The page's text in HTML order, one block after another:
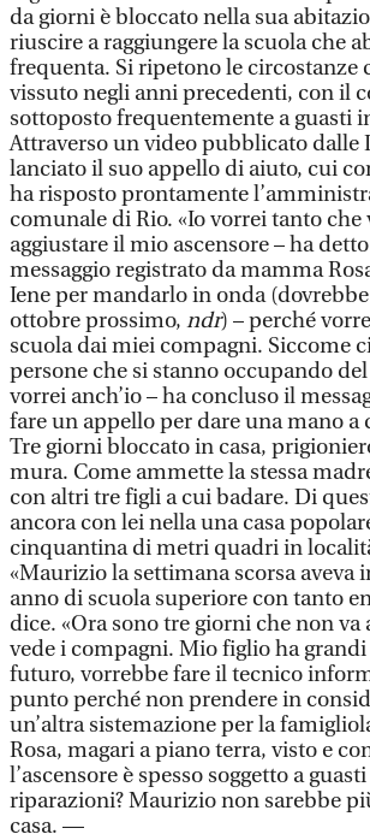
da giorni è bloccato nella sua
riuscire a raggiungere la scuola che
frequenta. Si ripetono le circostanze
vissuto negli anni precedenti, con il
sottoposto frequentemente a guasti
Attraverso un video pubblicato dalle
lanciato il suo appello di aiuto, cui
ha risposto prontamente
comunale di Rio. «Io vorrei tanto che
aggiustare il mio ascensore – ha
messaggio registrato da mamma
Iene per mandarlo in onda
ottobre prossimo, ndr) – perché
scuola dai miei compagni. Siccome
persone che si stanno occupando
vorrei anch’io – ha concluso il
fare un appello per dare una mano a
Tre giorni bloccato in casa,
mura. Come ammette la stessa
con altri tre figli a cui badare. Di
ancora con lei nella una casa
cinquantina di metri quadri in
«Maurizio la settimana scorsa
anno di scuola superiore con tanto
dice. «Ora sono tre giorni che non va
vede i compagni. Mio figlio ha
futuro, vorrebbe fare il tecnico
punto perché non prendere in
un’altra sistemazione per la
Rosa, magari a piano terra, visto e
l’ascensore è spesso soggetto a
riparazioni? Maurizio non sarebbe
casa. —